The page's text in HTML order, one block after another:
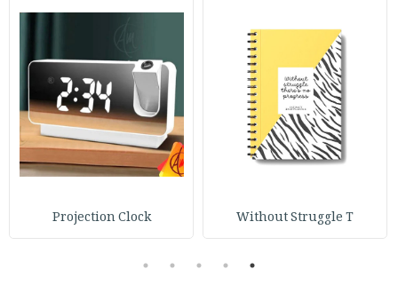
Without Struggle T
Projection Clock
1
2
3
4
5